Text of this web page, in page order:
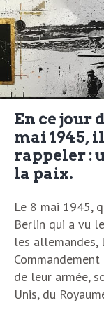
En ce jour
mai 1945,
rappeler :
la paix.
Le 8 mai 1945,
Berlin qui a vu
les allemandes,
de leur armée,
Unis, du